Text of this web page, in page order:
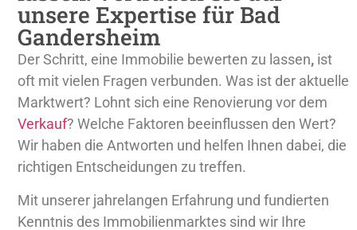
unsere Expertise für Bad
Gandersheim
Der Schritt, eine Immobilie bewerten zu lassen, ist
oft mit vielen Fragen verbunden. Was ist der aktuelle
Marktwert? Lohnt sich eine Renovierung vor dem
Verkauf? Welche Faktoren beeinflussen den Wert?
Wir haben die Antworten und helfen Ihnen dabei, die
richtigen Entscheidungen zu treffen.
Mit unserer jahrelangen Erfahrung und fundierten
Kenntnis des Immobilienmarktes sind wir Ihre